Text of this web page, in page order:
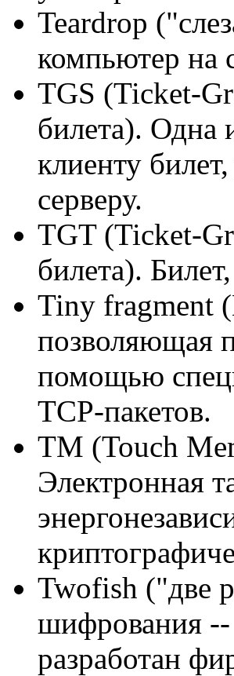
Teardrop
компьютер на
TGS (Ticket-
билета). Одна
клиенту
серверу.
TGT (Ticket-
билета).
Tiny fragment
позволяющая
помощью
TCP-пакетов.
TM (Touch
Электронная
Twofish ("две
шифрования --
разработан